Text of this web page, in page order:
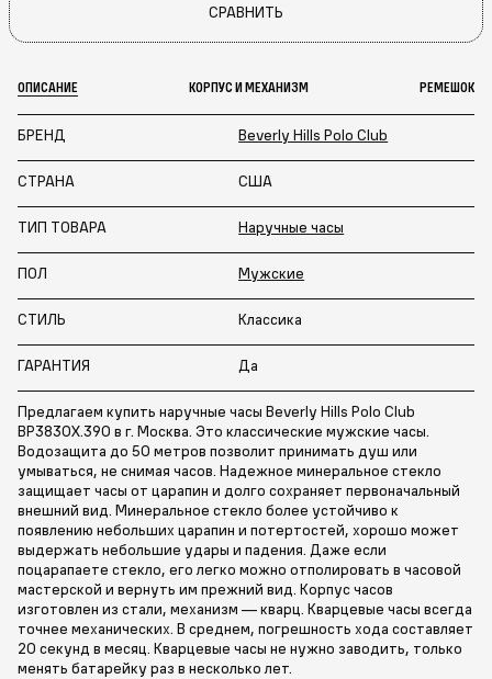
СРАВНИТЬ
ОПИСАНИЕ КОРПУС И МЕХАНИЗМ РЕМЕШОК
БРЕНД Beverly Hills Polo Club
СТРАНА США
ТИП ТОВАРА Наручные часы
ПОЛ Мужские
СТИЛЬ Классика
ГАРАНТИЯ Да
Предлагаем купить наручные часы Beverly Hills Polo Club
BP3830X.390 в г. Москва. Это классические мужские часы.
Водозащита до 50 метров позволит принимать душ или
умываться, не снимая часов. Надежное минеральное стекло
защищает часы от царапин и долго сохраняет первоначальный
внешний вид. Минеральное стекло более устойчиво к
появлению небольших царапин и потертостей, хорошо может
выдержать небольшие удары и падения. Даже если
поцарапаете стекло, его легко можно отполировать в часовой
мастерской и вернуть им прежний вид. Корпус часов
изготовлен из стали, механизм — кварц. Кварцевые часы всегда
точнее механических. В среднем, погрешность хода составляет
20 секунд в месяц. Кварцевые часы не нужно заводить, только
менять батарейку раз в несколько лет.